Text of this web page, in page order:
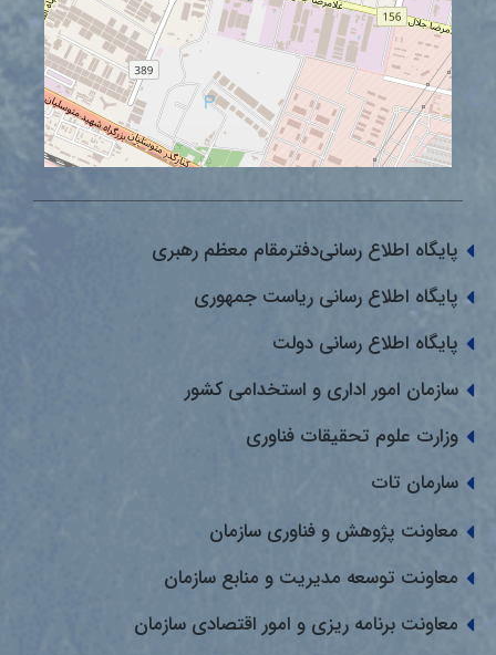
پایگاه اطلاع رسانی‌دفترمقام معظم رهبری
پایگاه اطلاع رسانی ریاست جمهوری
پایگاه اطلاع رسانی دولت
سازمان امور اداری و استخدامی کشور
وزارت علوم تحقیقات فناوری
سارمان تات
معاونت پژوهش و فناوری سازمان
معاونت توسعه مدیریت و منابع سازمان
معاونت برنامه ریزی و امور اقتصادی سازمان